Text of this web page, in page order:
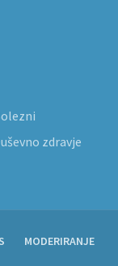
zdravje
MODERIRANJE